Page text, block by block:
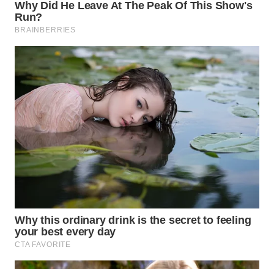
WN
CIANJUR
WN
KEPULAUAN
SERIBU
WN
TANGERANG
WN
BINJAI
CIREBON
WN